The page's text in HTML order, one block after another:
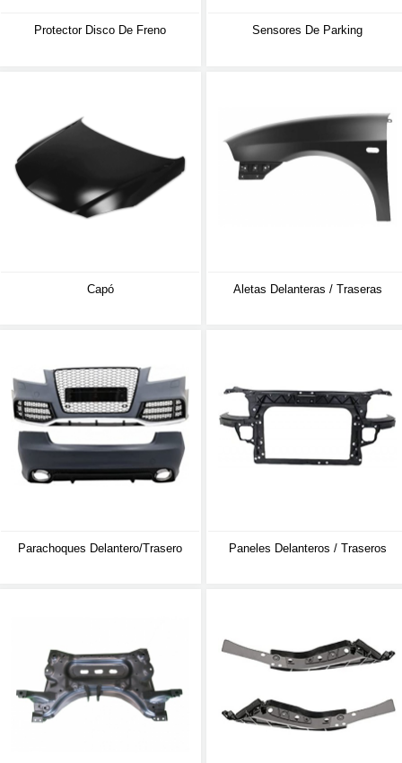
Protector Disco De Freno Sensores De Parking
Capó Aletas Delanteras / Traseras
Parachoques Delantero/trasero Paneles Delanteros / Traseros